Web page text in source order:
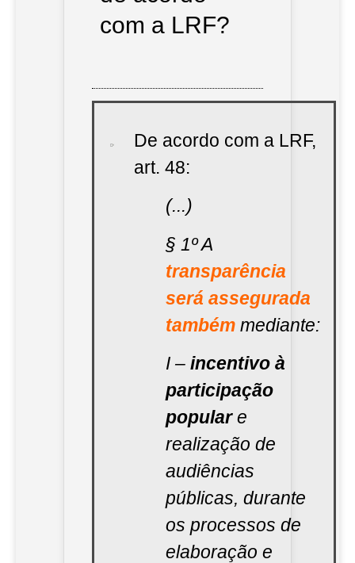
com a LRF?
De acordo com a LRF,
art. 48:
(...)
§ 1º A
transparência
será assegurada
também mediante:
I – incentivo à
participação
populare
realização de
audiências
públicas, durante
os processos de
elaboração e